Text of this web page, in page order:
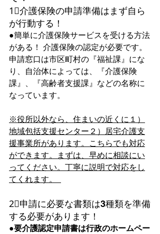
1⃣介護保険の申請準備はまず自ら
が行動する！
●簡単に介護保険サービスを受ける方法
がある！ 介護保険の認定が必要です。
申請窓口は市区町村の『福祉課』にな
り、自治体によっては、『介護保険
課』、『高齢者支援課』などの名称に
なっています。
※役所以外なら、住まいの近くに１）
地域包括支援センター２）居宅介護支
援事業所があります。こちらでも対応
ができます。まずは、早めに相談にい
ってください。丁寧に説明で対応をし
てくれます。
2⃣申請に必要な書類は3種類を準備
する必要があります！
●要介護認定申請書は行政のホームペー